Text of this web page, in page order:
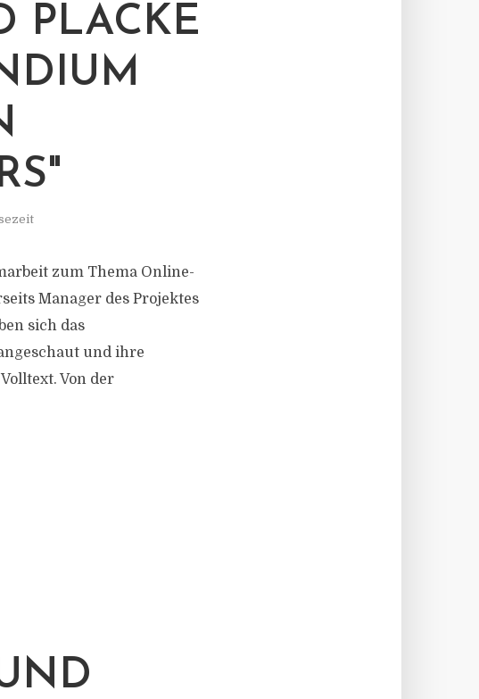
PLACKE
zum Thema Online-
Manager des Projektes
sich das
und ihre
Von der